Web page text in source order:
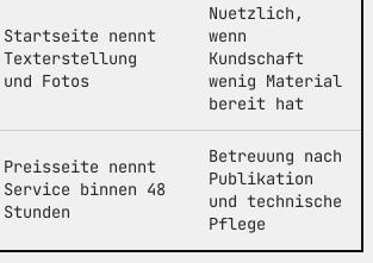
Startseite nennt
Texterstellung
und Fotos
Nuetzlich,
wenn
Kundschaft
wenig Material
bereit hat
Preisseite nennt
Service binnen 48
Stunden
Betreuung nach
Publikation
und technische
Pflege